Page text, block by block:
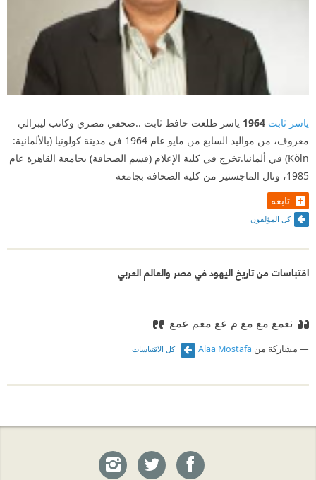
ياسر ثابت 1964 ياسر طلعت حافظ ثابت ..صحفي مصري وكاتب ليبرالي
معروف، من مواليد السابع من مايو عام 1964 في مدينة كولونيا (بالألمانية:
Köln) في ألمانيا.تخرج في كلية الإعلام (قسم الصحافة) بجامعة القاهرة عام
1985، ونال الماجستير من كلية الصحافة بجامعة
تابعه
كل المؤلفون
اقتباسات من تاريخ اليهود في مصر والعالم العربي
نعمع مع مع م عع معم عمع
مشاركة من Alaa Mostafa كل الاقتباسات